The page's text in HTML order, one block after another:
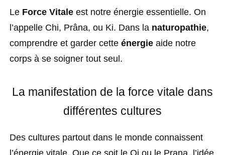
Le Force Vitale est notre énergie essentielle. On
l’appelle Chi, Prâna, ou Ki. Dans la naturopathie,
comprendre et garder cette énergie aide notre
corps à se soigner tout seul.
La manifestation de la force vitale dans
différentes cultures
Des cultures partout dans le monde connaissent